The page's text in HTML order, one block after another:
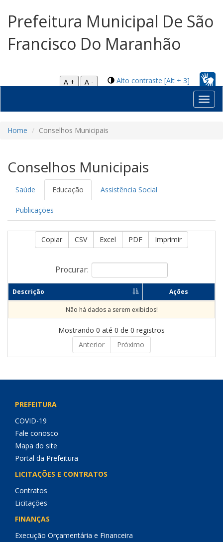
Prefeitura Municipal De São
Francisco Do Maranhão
Alto contraste [Alt + 3]
A +
A -
Home Conselhos Municipais
Conselhos Municipais
Saúde Educação Assistência Social
Publicações
Copiar CSV Excel PDF Imprimir
Procurar:
Descrição Ações
Não há dados a serem exibidos!
Mostrando 0 até 0 de 0 registros
Anterior
Próximo
PREFEITURA
COVID-19
Fale conosco
Mapa do site
Portal da Prefeitura
LICITAÇÕES E CONTRATOS
Contratos
Licitações
FINANÇAS
Execução Orçamentária e Financeira